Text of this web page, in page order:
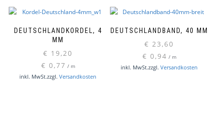
DEUTSCHLANDKORDEL, 4
MM
€ 19,20
€ 0,77 / m
inkl. MwSt.zzgl. Versandkosten
DEUTSCHLANDBAND, 40 MM
€ 23,60
€ 0,94 / m
inkl. MwSt.zzgl. Versandkosten